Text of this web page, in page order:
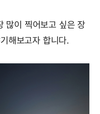
많이 찍어보고 싶은 장
해보고자 합니다.